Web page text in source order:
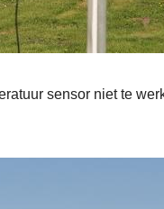
sensor niet te